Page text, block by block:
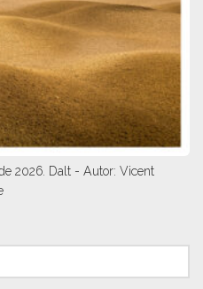
2026. Dalt - Autor: Vicent